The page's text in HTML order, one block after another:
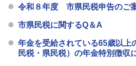
令和８年度 市県民税申告のご
市県民税に関するQ＆A
年金を受給されている65歳以上
民税・県民税）の年金特別徴収